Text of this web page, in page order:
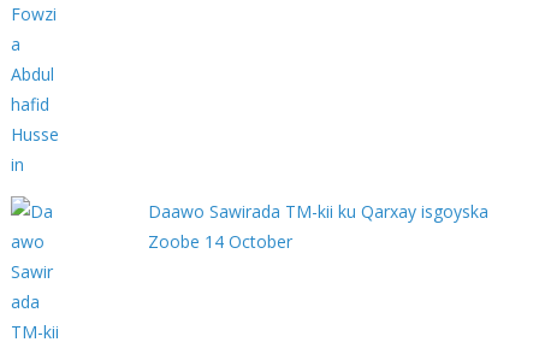
Daawo Sawirada TM-kii ku Qarxay isgoyska
Zoobe 14 October